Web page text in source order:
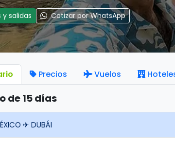
y salidas Cotizar por WhatsApp
Precios Vuelos
de 15 días
✈ DUBÁI